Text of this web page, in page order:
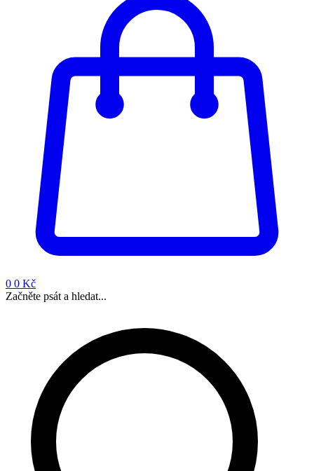
0 0 Kč
Začněte psát a hledat...